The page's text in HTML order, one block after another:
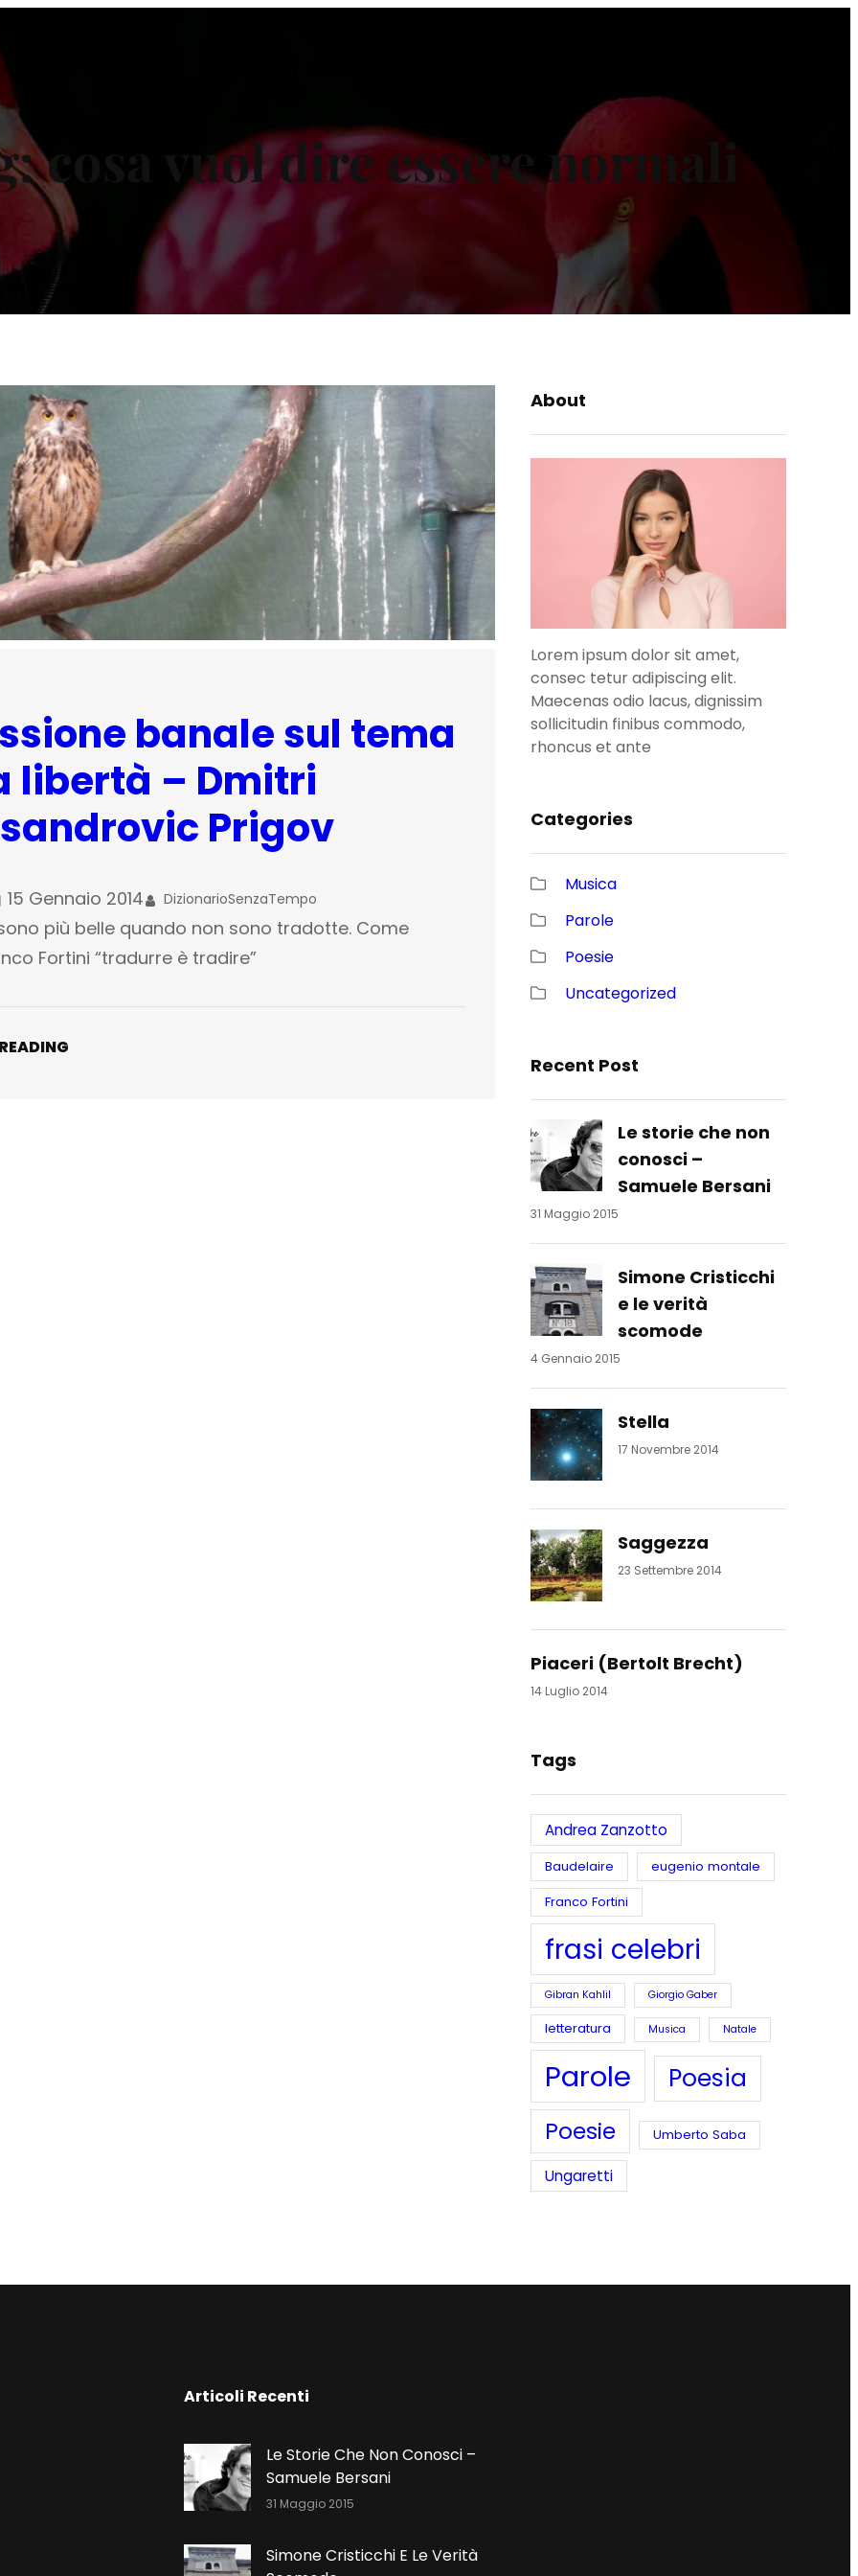
cosa vuol dire essere normali
banale sul tema
libertà – Dmitri
Prigov
15 Gennaio 2014 DizionarioSenzaTempo
più belle quando non sono tradotte. Come
Fortini “tradurre è tradire”
About
Lorem ipsum dolor sit amet,
consec tetur adipiscing elit.
Maecenas odio lacus, dignissim
sollicitudin finibus commodo,
rhoncus et ante
Categories
Musica
Parole
Poesie
Uncategorized
Recent Post
Le storie che non
conosci –
Samuele Bersani
31 Maggio 2015
Simone Cristicchi
e le verità
scomode
4 Gennaio 2015
Stella
17 Novembre 2014
Saggezza
23 Settembre 2014
Piaceri (Bertolt Brecht)
14 Luglio 2014
Tags
Andrea Zanzotto
Baudelaire
eugenio montale
Franco Fortini
frasi celebri
Gibran Kahlil Giorgio Gaber
letteratura Musica Natale
Parole Poesia
Poesie Umberto Saba
Ungaretti
Articoli Recenti
Le Storie Che Non Conosci –
Samuele Bersani
31 Maggio 2015
Simone Cristicchi E Le Verità